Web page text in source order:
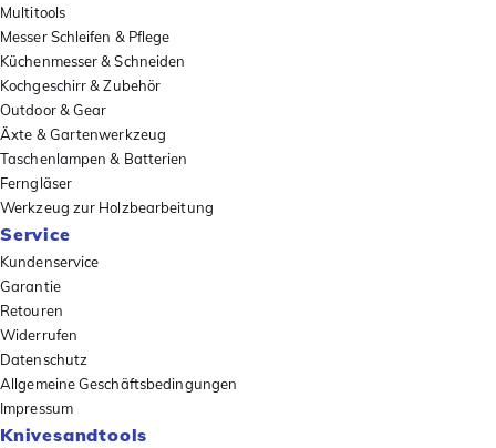
Multitools
Messer Schleifen & Pflege
Küchenmesser & Schneiden
Kochgeschirr & Zubehör
Outdoor & Gear
Äxte & Gartenwerkzeug
Taschenlampen & Batterien
Ferngläser
Werkzeug zur Holzbearbeitung
Service
Kundenservice
Garantie
Retouren
Widerrufen
Datenschutz
Allgemeine Geschäftsbedingungen
Impressum
Knivesandtools